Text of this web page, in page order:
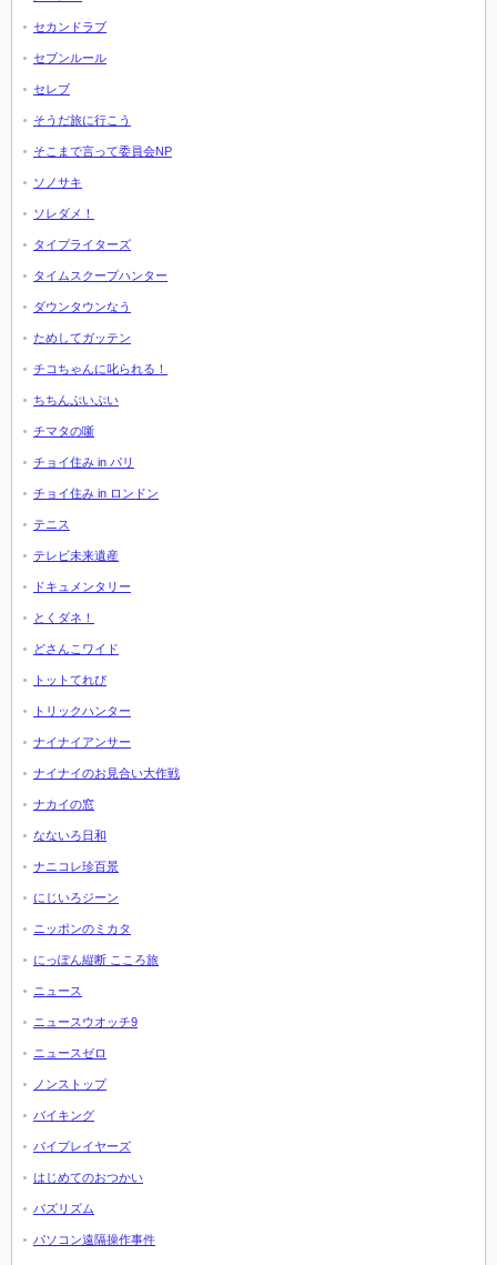
セカンドラブ
セブンルール
セレブ
そうだ旅に行こう
そこまで言って委員会NP
ソノサキ
ソレダメ！
タイプライターズ
タイムスクープハンター
ダウンタウンなう
ためしてガッテン
チコちゃんに叱られる！
ちちんぷいぷい
チマタの噺
チョイ住み in パリ
チョイ住み in ロンドン
テニス
テレビ未来遺産
ドキュメンタリー
とくダネ！
どさんこワイド
トットてれび
トリックハンター
ナイナイアンサー
ナイナイのお見合い大作戦
ナカイの窓
なないろ日和
ナニコレ珍百景
にじいろジーン
ニッポンのミカタ
にっぽん縦断 こころ旅
ニュース
ニュースウオッチ9
ニュースゼロ
ノンストップ
バイキング
バイプレイヤーズ
はじめてのおつかい
バズリズム
パソコン遠隔操作事件